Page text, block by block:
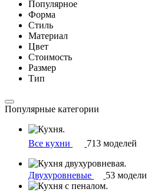
Популярное
Форма
Стиль
Материал
Цвет
Стоимость
Размер
Тип
Популярные категории
Все кухни 713 моделей
Двухуровневые 53 модели